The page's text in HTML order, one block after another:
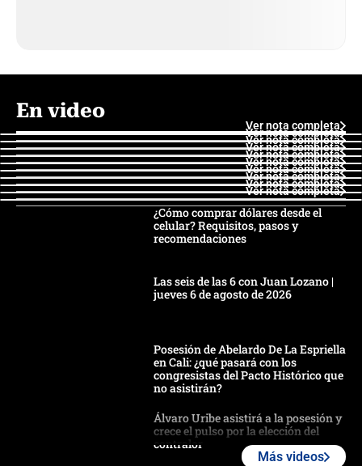
En video
Ver nota completa
Ver nota completa
Ver nota completa
Ver nota completa
Ver nota completa
Ver nota completa
Ver nota completa
Ver nota completa
Ver nota completa
Ver nota completa
¿Cómo comprar dólares desde el
celular? Requisitos, pasos y
recomendaciones
Las seis de las 6 con Juan Lozano |
jueves 6 de agosto de 2026
Posesión de Abelardo De La Espriella
en Cali: ¿qué pasará con los
congresistas del Pacto Histórico que
no asistirán?
Álvaro Uribe asistirá a la posesión y
crece el pulso por la elección del
contralor
Más videos